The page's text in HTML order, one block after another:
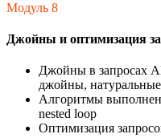
Модуль 8
Джойны и оптимизация
Джойны в запросах
джойны,
Алгоритмы
nested loop
Оптимизация